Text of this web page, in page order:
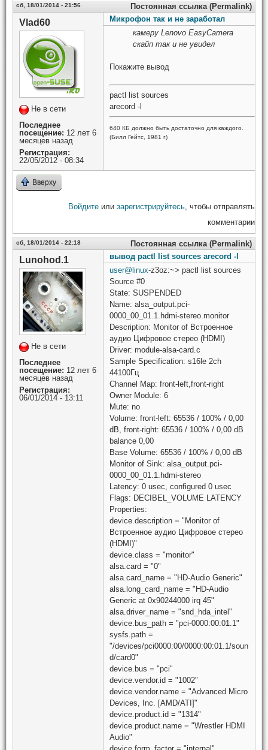
сб, 18/01/2014 - 21:56 Постоянная ссылка (Permalink)
Vlad60
Не в сети
Последнее
посещение: 12 лет 6
месяцев назад
Регистрация:
22/05/2012 - 08:34
Микрофон так и не заработал
камеру Lenovo EasyCamera
скайп так и не увидел
Покажите вывод
pactl list sources
arecord -l
640 КБ должно быть достаточно для каждого.
(Билл Гейтс, 1981 г)
Вверху
Войдите или зарегистрируйтесь , чтобы отправлять
комментарии
сб, 18/01/2014 - 22:18 Постоянная ссылка (Permalink)
Lunohod.1
Не в сети
Последнее
посещение: 12 лет 6
месяцев назад
Регистрация:
06/01/2014 - 13:11
вывод pactl list sources arecord -l
user@linux-z3oz:~> pactl list sources
Source #0
State: SUSPENDED
Name: alsa_output.pci-
0000_00_01.1.hdmi-stereo.monitor
Description: Monitor of Встроенное
аудио Цифровое стерео (HDMI)
Driver: module-alsa-card.c
Sample Specification: s16le 2ch
44100Гц
Channel Map: front-left,front-right
Owner Module: 6
Mute: no
Volume: front-left: 65536 / 100% / 0,00
dB, front-right: 65536 / 100% / 0,00 dB
balance 0,00
Base Volume: 65536 / 100% / 0,00 dB
Monitor of Sink: alsa_output.pci-
0000_00_01.1.hdmi-stereo
Latency: 0 usec, configured 0 usec
Flags: DECIBEL_VOLUME LATENCY
Properties:
device.description = "Monitor of
Встроенное аудио Цифровое стерео
(HDMI)"
device.class = "monitor"
alsa.card = "0"
alsa.card_name = "HD-Audio Generic"
alsa.long_card_name = "HD-Audio
Generic at 0x90244000 irq 45"
alsa.driver_name = "snd_hda_intel"
device.bus_path = "pci-0000:00:01.1"
sysfs.path =
"/devices/pci0000:00/0000:00:01.1/soun
d/card0"
device.bus = "pci"
device.vendor.id = "1002"
device.vendor.name = "Advanced Micro
Devices, Inc. [AMD/ATI]"
device.product.id = "1314"
device.product.name = "Wrestler HDMI
Audio"